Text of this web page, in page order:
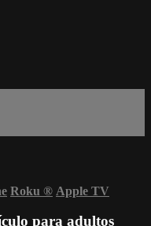
Roku ® Apple TV
para adultos